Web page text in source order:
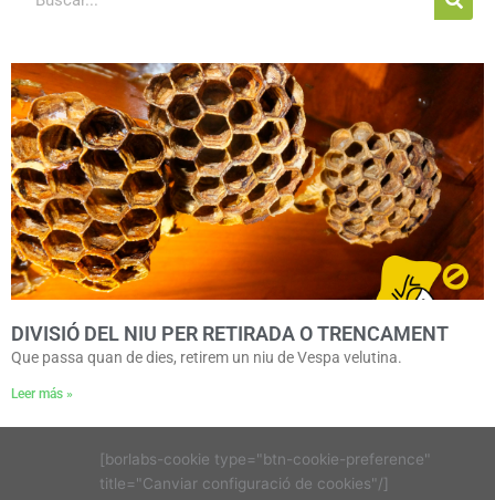
DIVISIÓ DEL NIU PER RETIRADA O TRENCAMENT
Que passa quan de dies, retirem un niu de Vespa velutina.
Leer más »
[borlabs-cookie type="btn-cookie-preference"
title="Canviar configuració de cookies"/]